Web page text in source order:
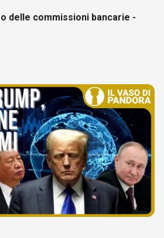
delle commissioni bancarie -